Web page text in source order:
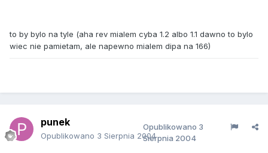
to by bylo na tyle (aha rev mialem cyba 1.2 albo 1.1 dawno to bylo
wiec nie pamietam, ale napewno mialem dipa na 166)
punek
Opublikowano 3 Sierpnia 2004
Opublikowano 3
Sierpnia 2004